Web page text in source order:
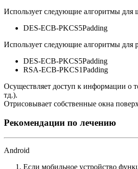
Использует следующие алгоритмы
DES-ECB-PKCS5Padding
Использует следующие алгоритмы для
DES-ECB-PKCS5Padding
RSA-ECB-PKCS1Padding
Осуществляет доступ к информации о
тд.).
Отрисовывает собственные окна
Рекомендации по лечению
Android
Если мобильное устройство